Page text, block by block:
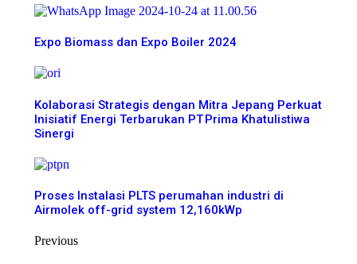
Expo Biomass dan Expo Boiler 2024
Kolaborasi Strategis dengan Mitra Jepang Perkuat
Inisiatif Energi Terbarukan PT Prima Khatulistiwa
Sinergi
Proses Instalasi PLTS perumahan industri di
Airmolek off-grid system 12,160kWp
Previous